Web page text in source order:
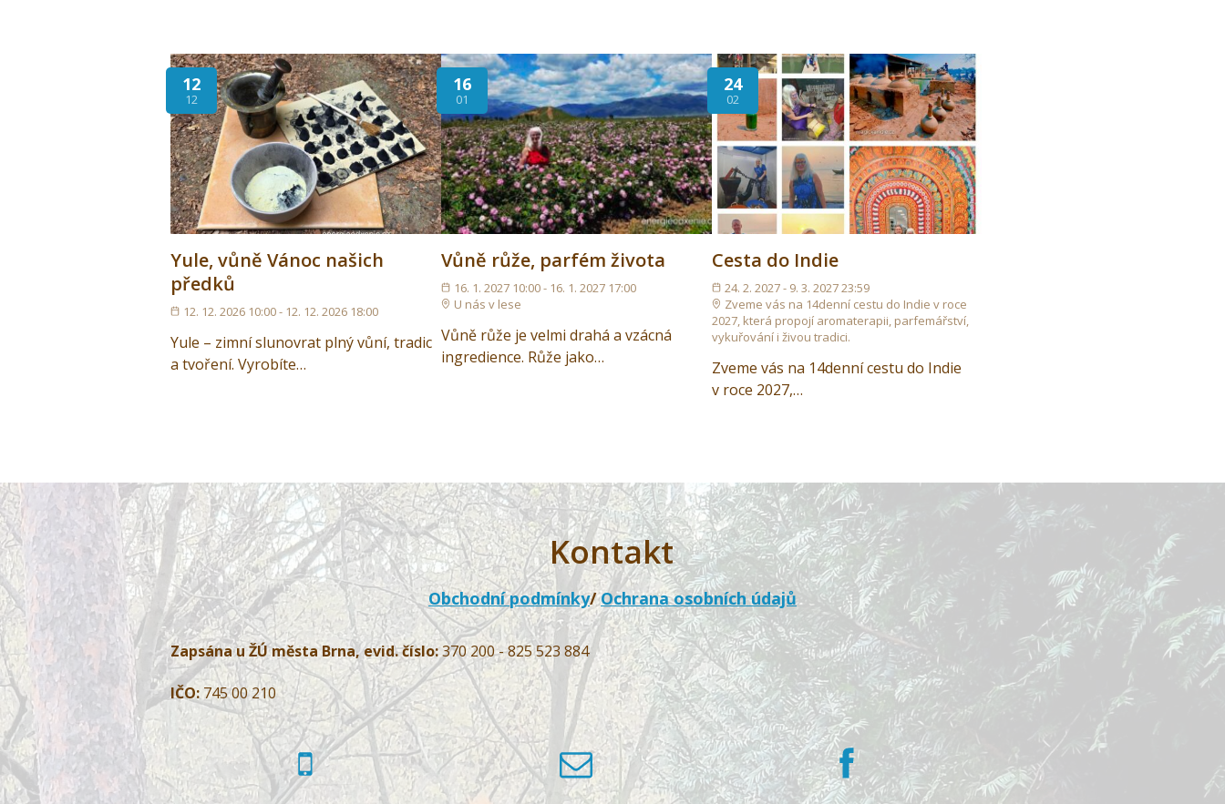
12
12
Yule, vůně Vánoc našich
předků
12. 12. 2026 10:00 - 12. 12. 2026 18:00
Yule – zimní slunovrat plný vůní, tradic
a tvoření. Vyrobíte…
16
01
Vůně růže, parfém života
16. 1. 2027 10:00 - 16. 1. 2027 17:00
U nás v lese
Vůně růže je velmi drahá a vzácná
ingredience. Růže jako…
24
02
Cesta do Indie
24. 2. 2027 - 9. 3. 2027 23:59
Zveme vás na 14denní cestu do Indie v roce
2027, která propojí aromaterapii, parfemářství,
vykuřování i živou tradici.
Zveme vás na 14denní cestu do Indie
v roce 2027,…
Kontakt
Obchodní podmínky/Ochrana osobních údajů
Zapsána u ŽÚ města Brna, evid. číslo:370 200 - 825 523 884
IČO: 745 00 210